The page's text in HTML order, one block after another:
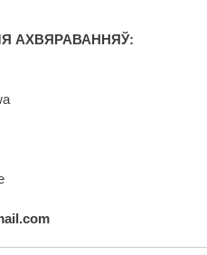
АХВЯРАВАННЯЎ: